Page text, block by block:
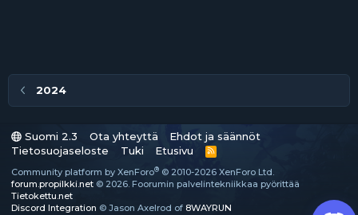
2024
Suomi 2.3 Ota yhteyttä
Ehdot ja säännöt
Tietosuojaseloste
Tuki Etusivu
R
S
S
Community platform by XenForo® © 2010-2026 XenForo Ltd.
forum.propilkki.net © 2026. Foorumin palvelintekniikkaa pyörittää
Tietokettu.net
Discord Integration © Jason Axelrod of 8WAYRUN